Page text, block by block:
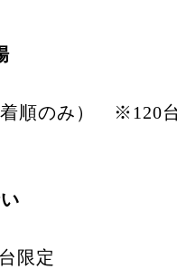
着順のみ） ※120
限定